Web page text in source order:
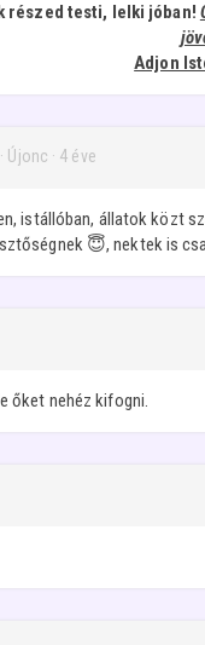
részed testi, lelki jóban!
Adjon
· Újonc · 4 éve
istállóban, állatok közt
😇, nektek is
őket nehéz kifogni.